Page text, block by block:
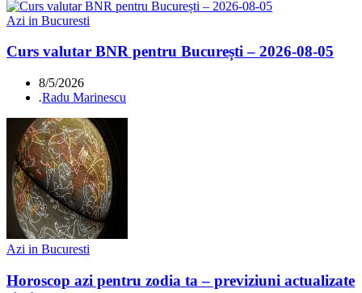
Azi in Bucuresti
Curs valutar BNR pentru București – 2026-08-05
8/5/2026
.Radu Marinescu
Azi in Bucuresti
Horoscop azi pentru zodia ta – previziuni actualizate